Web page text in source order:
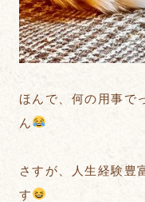
ほんで、何の用事で
ん
さすが、人生経験豊
す